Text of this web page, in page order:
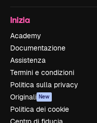
Inizia
Academy
Documentazione
Assistenza
Termini e condizioni
Politica sulla privacy
Originali New
Politica dei cookie